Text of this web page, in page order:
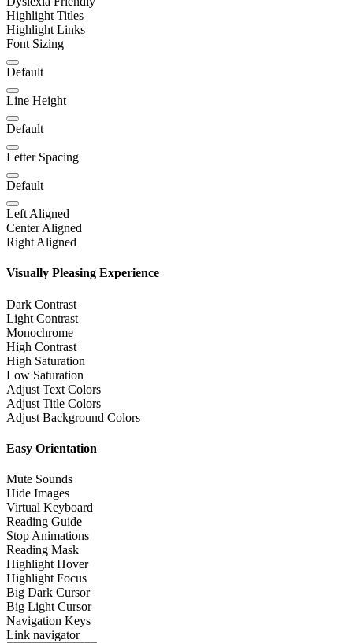
Highlight Titles
Highlight Links
Font Sizing
Default
Line Height
Default
Letter Spacing
Default
Left Aligned
Center Aligned
Right Aligned
Visually Pleasing Experience
Dark Contrast
Light Contrast
Monochrome
High Contrast
High Saturation
Low Saturation
Adjust Text Colors
Adjust Title Colors
Adjust Background Colors
Easy Orientation
Mute Sounds
Hide Images
Virtual Keyboard
Reading Guide
Stop Animations
Reading Mask
Highlight Hover
Highlight Focus
Big Dark Cursor
Big Light Cursor
Navigation Keys
Link navigator